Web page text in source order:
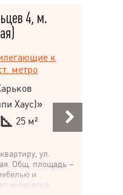
4, м.
к
метро
Хаус)»
25 м²
ул.
Общ. площадь –
и
интересна